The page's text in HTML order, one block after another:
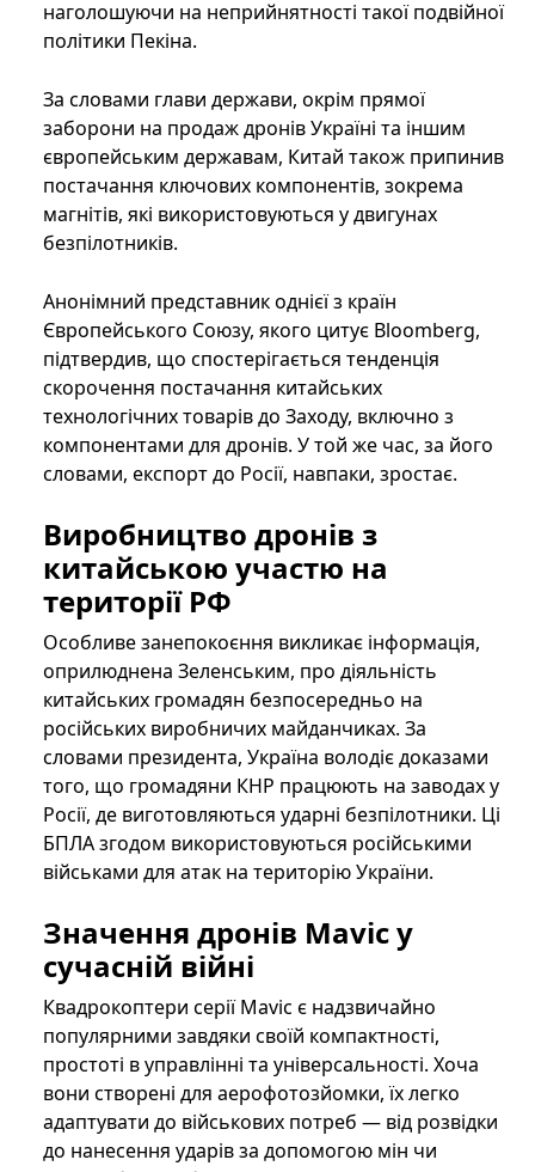
наголошуючи на неприйнятності такої подвійної
політики Пекіна.
За словами глави держави, окрім прямої
заборони на продаж дронів Україні та іншим
європейським державам, Китай також припинив
постачання ключових компонентів, зокрема
магнітів, які використовуються у двигунах
безпілотників.
Анонімний представник однієї з країн
Європейського Союзу, якого цитує Bloomberg,
підтвердив, що спостерігається тенденція
скорочення постачання китайських
технологічних товарів до Заходу, включно з
компонентами для дронів. У той же час, за його
словами, експорт до Росії, навпаки, зростає.
Виробництво дронів з
китайською участю на
території РФ
Особливе занепокоєння викликає інформація,
оприлюднена Зеленським, про діяльність
китайських громадян безпосередньо на
російських виробничих майданчиках. За
словами президента, Україна володіє доказами
того, що громадяни КНР працюють на заводах у
Росії, де виготовляються ударні безпілотники. Ці
БПЛА згодом використовуються російськими
військами для атак на територію України.
Значення дронів Mavic у
сучасній війні
Квадрокоптери серії Mavic є надзвичайно
популярними завдяки своїй компактності,
простоті в управлінні та універсальності. Хоча
вони створені для аерофотозйомки, їх легко
адаптувати до військових потреб — від розвідки
до нанесення ударів за допомогою мін чи